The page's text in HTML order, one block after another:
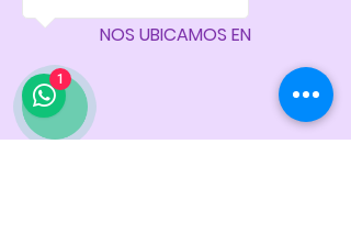
NOS UBICAMOS EN
1